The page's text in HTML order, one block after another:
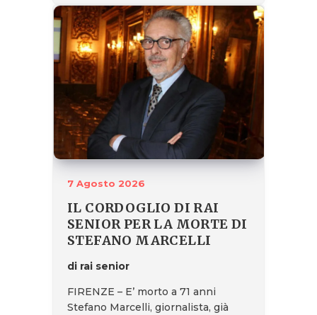
7 Agosto 2026
IL CORDOGLIO DI RAI
SENIOR PER LA MORTE DI
STEFANO MARCELLI
di rai senior
FIRENZE – E’ morto a 71 anni
Stefano Marcelli, giornalista, già